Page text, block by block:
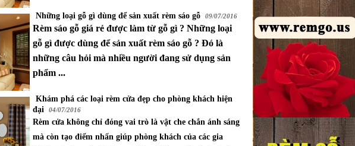
Những loại gỗ gì dùng để sản xuất rèm sáo gỗ 09/07/2016
Rèm sáo gỗ giá rẻ được làm từ gỗ gì ? Những loại
gỗ gì được dùng để sản xuất rèm sáo gỗ ? Đó là
những câu hỏi mà nhiều người đang sử dụng sản
phẩm ...
Khám phá các loại rèm cửa đẹp cho phòng khách hiện
đại
04/07/2016
Rèm cửa không chỉ đóng vai trò là vật che chắn ánh sáng
mà còn tạo điểm nhấn giúp phòng khách của các gia